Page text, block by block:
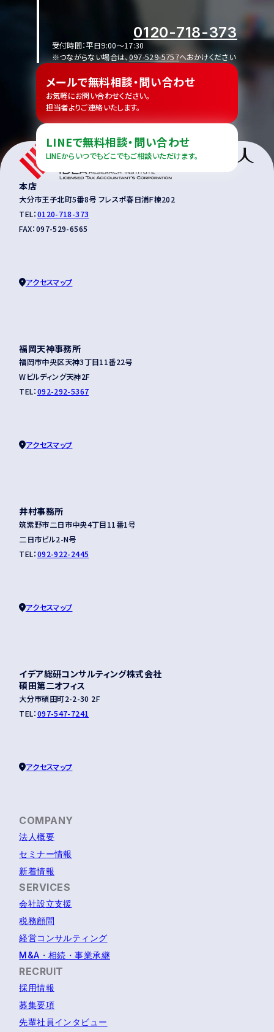
0120-718-373
受付時間：平日9:00〜17:30
※つながらない場合は、097-529-5757へおかけください
メールで無料相談・問い合わせ
お気軽にお問い合わせください。
担当者よりご連絡いたします。
LINEで無料相談・問い合わせ
LINEからいつでもどこでもご相談いただけます。
本店
大分市王子北町5番8号 フレスポ春日浦Ｆ棟202
TEL：0120-718-373
FAX：097-529-6565
アクセスマップ
福岡天神事務所
福岡市中央区天神3丁目11番22号
Wビルディング天神2F
TEL：092-292-5367
アクセスマップ
井村事務所
筑紫野市二日市中央4丁目11番1号
二日市ビル2-N号
TEL：092-922-2445
アクセスマップ
イデア総研コンサルティング株式会社
碩田第二オフィス
大分市碩田町2-2-30 2F
TEL：097-547-7241
アクセスマップ
COMPANY
法人概要
セミナー情報
新着情報
SERVICES
会社設立支援
税務顧問
経営コンサルティング
M&A・相続・事業承継
RECRUIT
採用情報
募集要項
先輩社員インタビュー